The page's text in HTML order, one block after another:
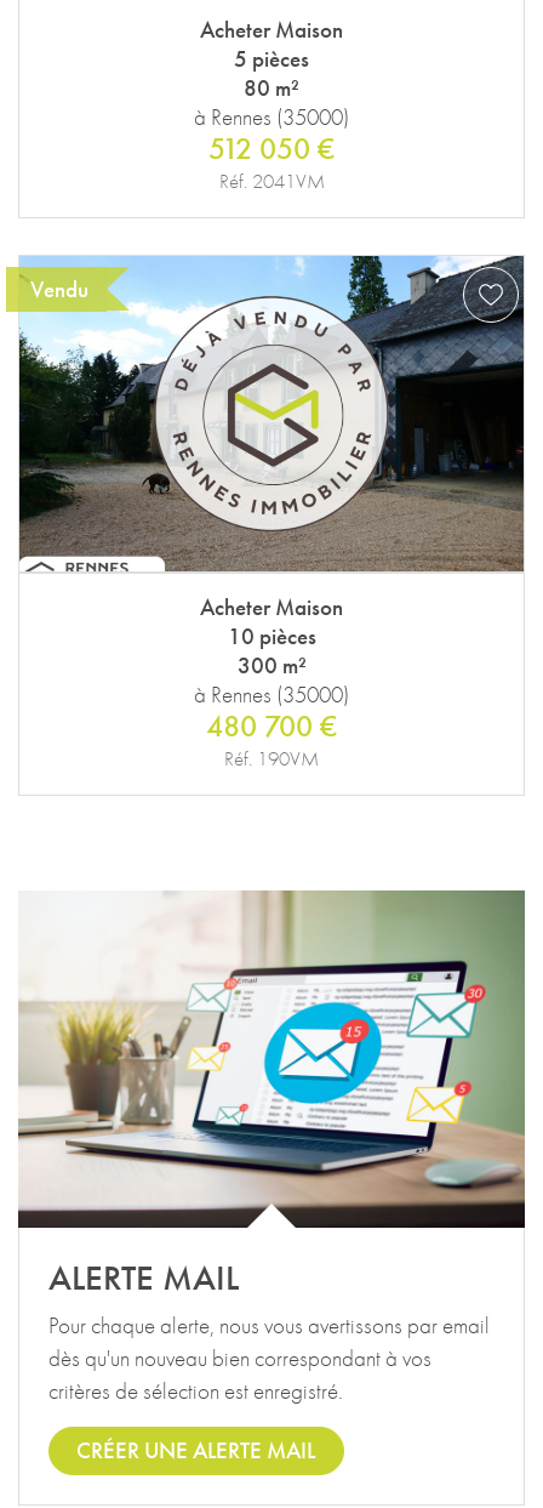
Acheter Maison
5 pièces
80 m²
à Rennes (35000)
512 050 €
Réf. 2041VM
Vendu
Acheter Maison
10 pièces
300 m²
à Rennes (35000)
480 700 €
Réf. 190VM
ALERTE MAIL
Pour chaque alerte, nous vous avertissons par email
dès qu'un nouveau bien correspondant à vos
critères de sélection est enregistré.
CRÉER UNE ALERTE MAIL